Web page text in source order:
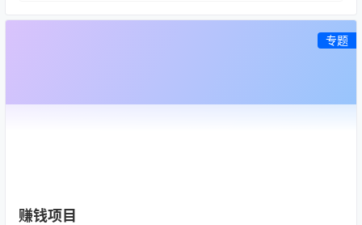
专题
赚钱项目